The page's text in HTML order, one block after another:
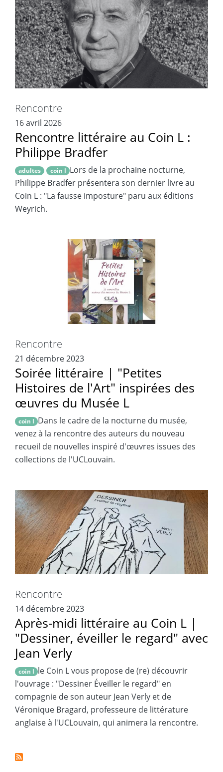
Rencontre
16 avril 2026
Rencontre littéraire au Coin L :
Philippe Bradfer
adultes coin l Lors de la prochaine nocturne,
Philippe Bradfer présentera son dernier livre au
Coin L : "La fausse imposture" paru aux éditions
Weyrich.
Rencontre
21 décembre 2023
Soirée littéraire | "Petites
Histoires de l'Art" inspirées des
œuvres du Musée L
coin l Dans le cadre de la nocturne du musée,
venez à la rencontre des auteurs du nouveau
recueil de nouvelles inspiré d'œuvres issues des
collections de l'UCLouvain.
Rencontre
14 décembre 2023
Après-midi littéraire au Coin L |
"Dessiner, éveiller le regard" avec
Jean Verly
coin l le Coin L vous propose de (re) découvrir
l'ouvrage : "Dessiner Éveiller le regard" en
compagnie de son auteur Jean Verly et de
Véronique Bragard, professeure de littérature
anglaise à l'UCLouvain, qui animera la rencontre.